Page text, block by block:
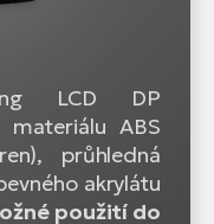
LCD DP
ABS
průhledná
akrylátu
použití do